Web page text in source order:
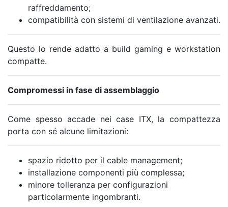
raffreddamento;
compatibilità con sistemi di ventilazione avanzati.
Questo lo rende adatto a build gaming e workstation
compatte.
Compromessi in fase di assemblaggio
Come spesso accade nei case ITX, la compattezza
porta con sé alcune limitazioni:
spazio ridotto per il cable management;
installazione componenti più complessa;
minore tolleranza per configurazioni
particolarmente ingombranti.